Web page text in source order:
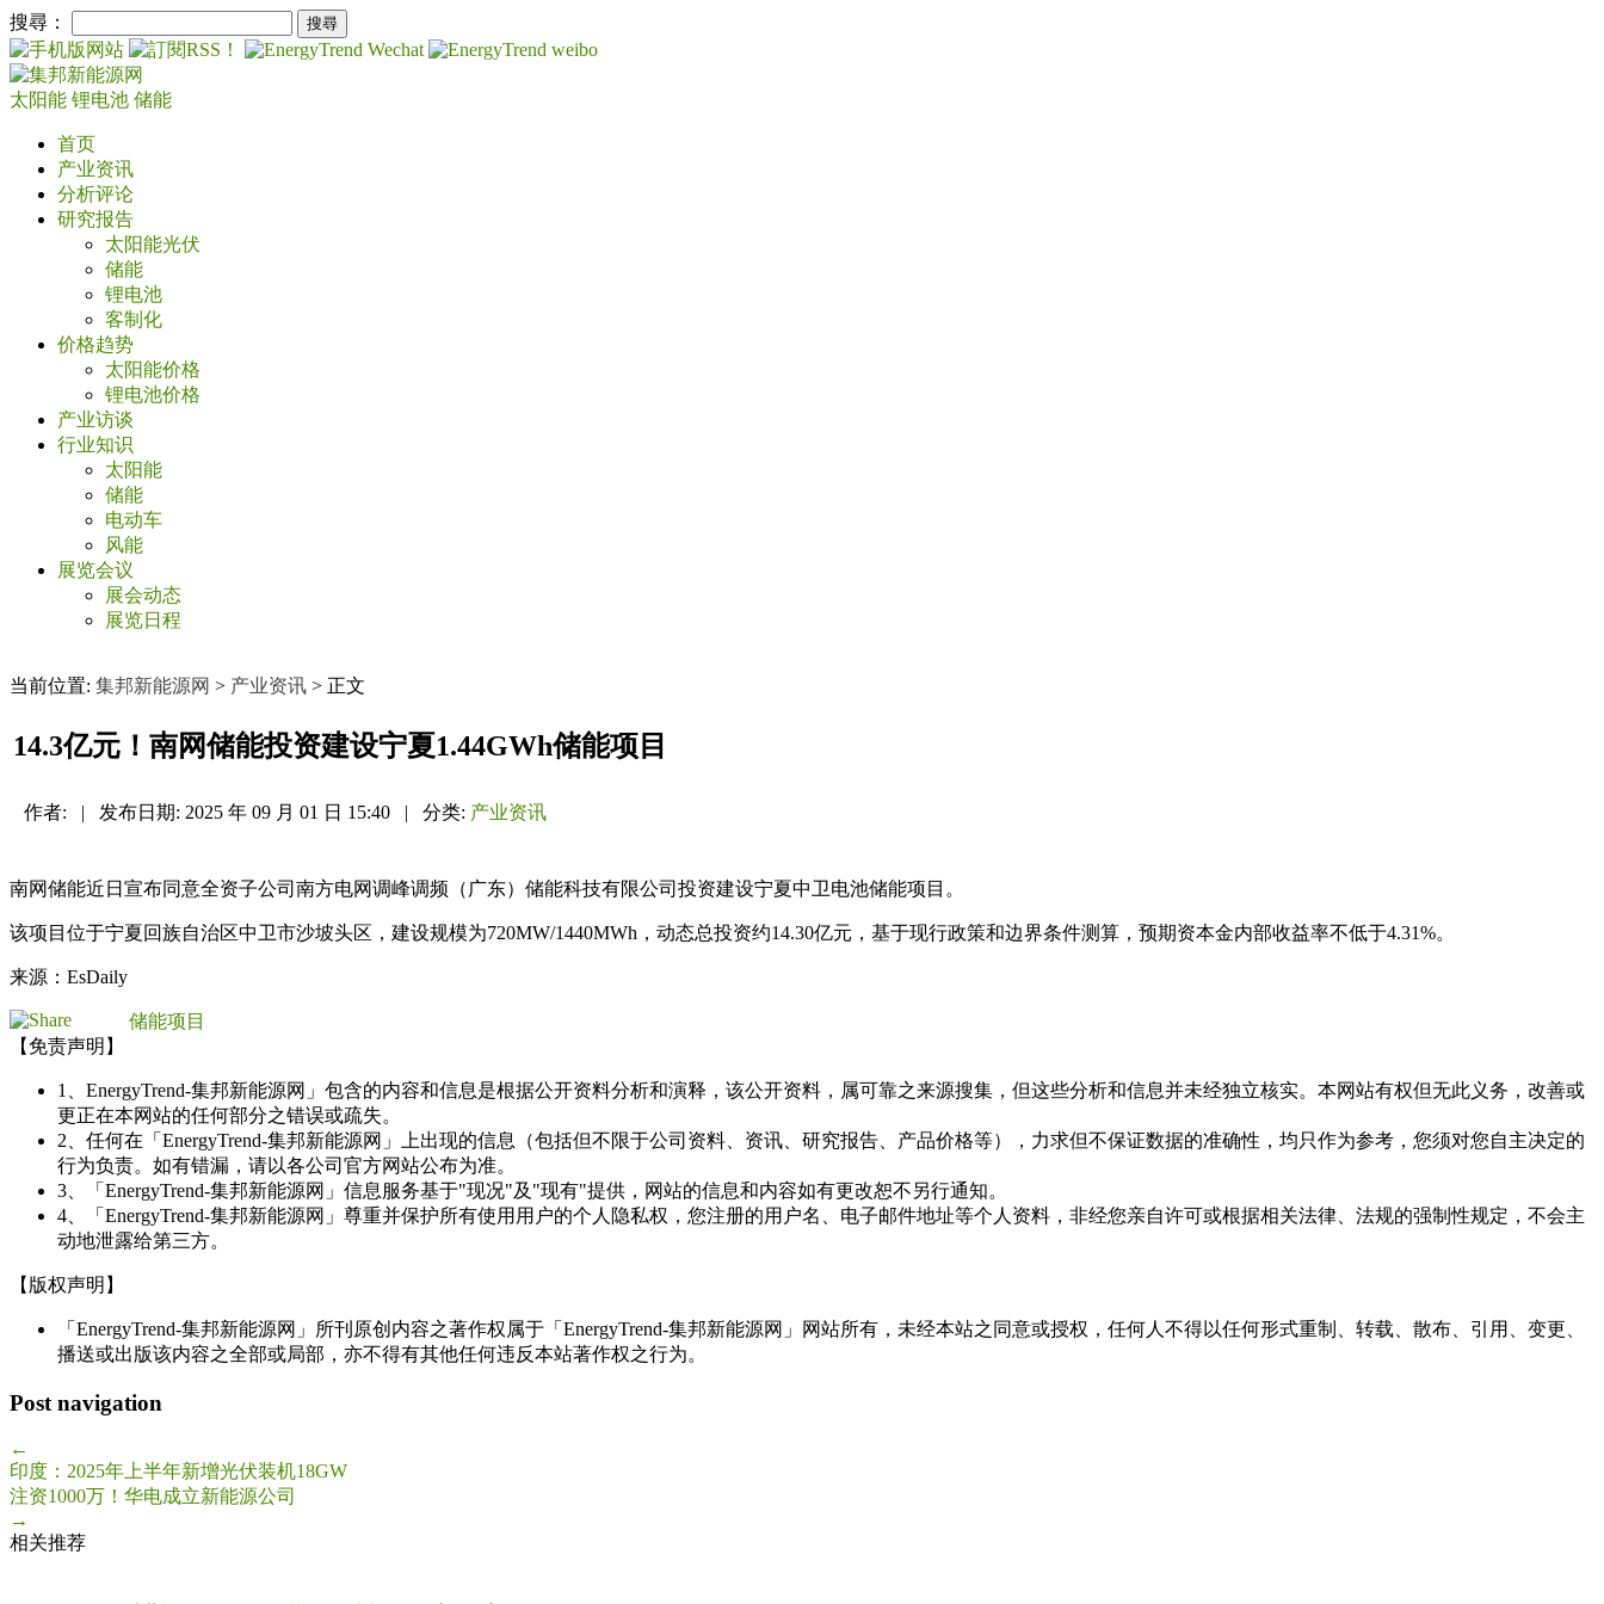
搜尋：
太阳能 锂电池 储能
首页
产业资讯
分析评论
研究报告
太阳能光伏
储能
锂电池
客制化
价格趋势
太阳能价格
锂电池价格
产业访谈
行业知识
太阳能
储能
电动车
风能
展览会议
展会动态
展览日程
当前位置: 集邦新能源网 > 产业资讯 > 正文
14.3亿元！南网储能投资建设宁夏1.44GWh储能项目
作者: | 发布日期: 2025 年 09 月 01 日 15:40 | 分类: 产业资讯
南网储能近日宣布同意全资子公司南方电网调峰调频（广东）储能科技有限公司投资建设宁夏中卫电池储能项目。
该项目位于宁夏回族自治区中卫市沙坡头区，建设规模为720MW/1440MWh，动态总投资约14.30亿元，基于现行政策和边界条件测算，预期资本金内部收益率不低于4.31%。
来源：EsDaily
储能项目
【免责声明】
1、EnergyTrend-集邦新能源网」包含的内容和信息是根据公开资料分析和演释，该公开资料，属可靠之来源搜集，但这些分析和信息并未经独立核实。本网站有权但无此义务，改善或
更正在本网站的任何部分之错误或疏失。
2、任何在「EnergyTrend-集邦新能源网」上出现的信息（包括但不限于公司资料、资讯、研究报告、产品价格等），力求但不保证数据的准确性，均只作为参考，您须对您自主决定的
行为负责。如有错漏，请以各公司官方网站公布为准。
3、「EnergyTrend-集邦新能源网」信息服务基于"现况"及"现有"提供，网站的信息和内容如有更改恕不另行通知。
4、「EnergyTrend-集邦新能源网」尊重并保护所有使用用户的个人隐私权，您注册的用户名、电子邮件地址等个人资料，非经您亲自许可或根据相关法律、法规的强制性规定，不会主
动地泄露给第三方。
【版权声明】
「EnergyTrend-集邦新能源网」所刊原创内容之著作权属于「EnergyTrend-集邦新能源网」网站所有，未经本站之同意或授权，任何人不得以任何形式重制、转载、散布、引用、变更、
播送或出版该内容之全部或局部，亦不得有其他任何违反本站著作权之行为。
Post navigation
←
印度：2025年上半年新增光伏装机18GW
注资1000万！华电成立新能源公司
→
相关推荐